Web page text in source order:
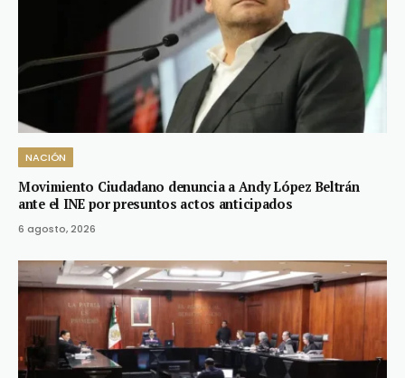
NACIÓN
Movimiento Ciudadano denuncia a Andy López Beltrán
ante el INE por presuntos actos anticipados
6 agosto, 2026